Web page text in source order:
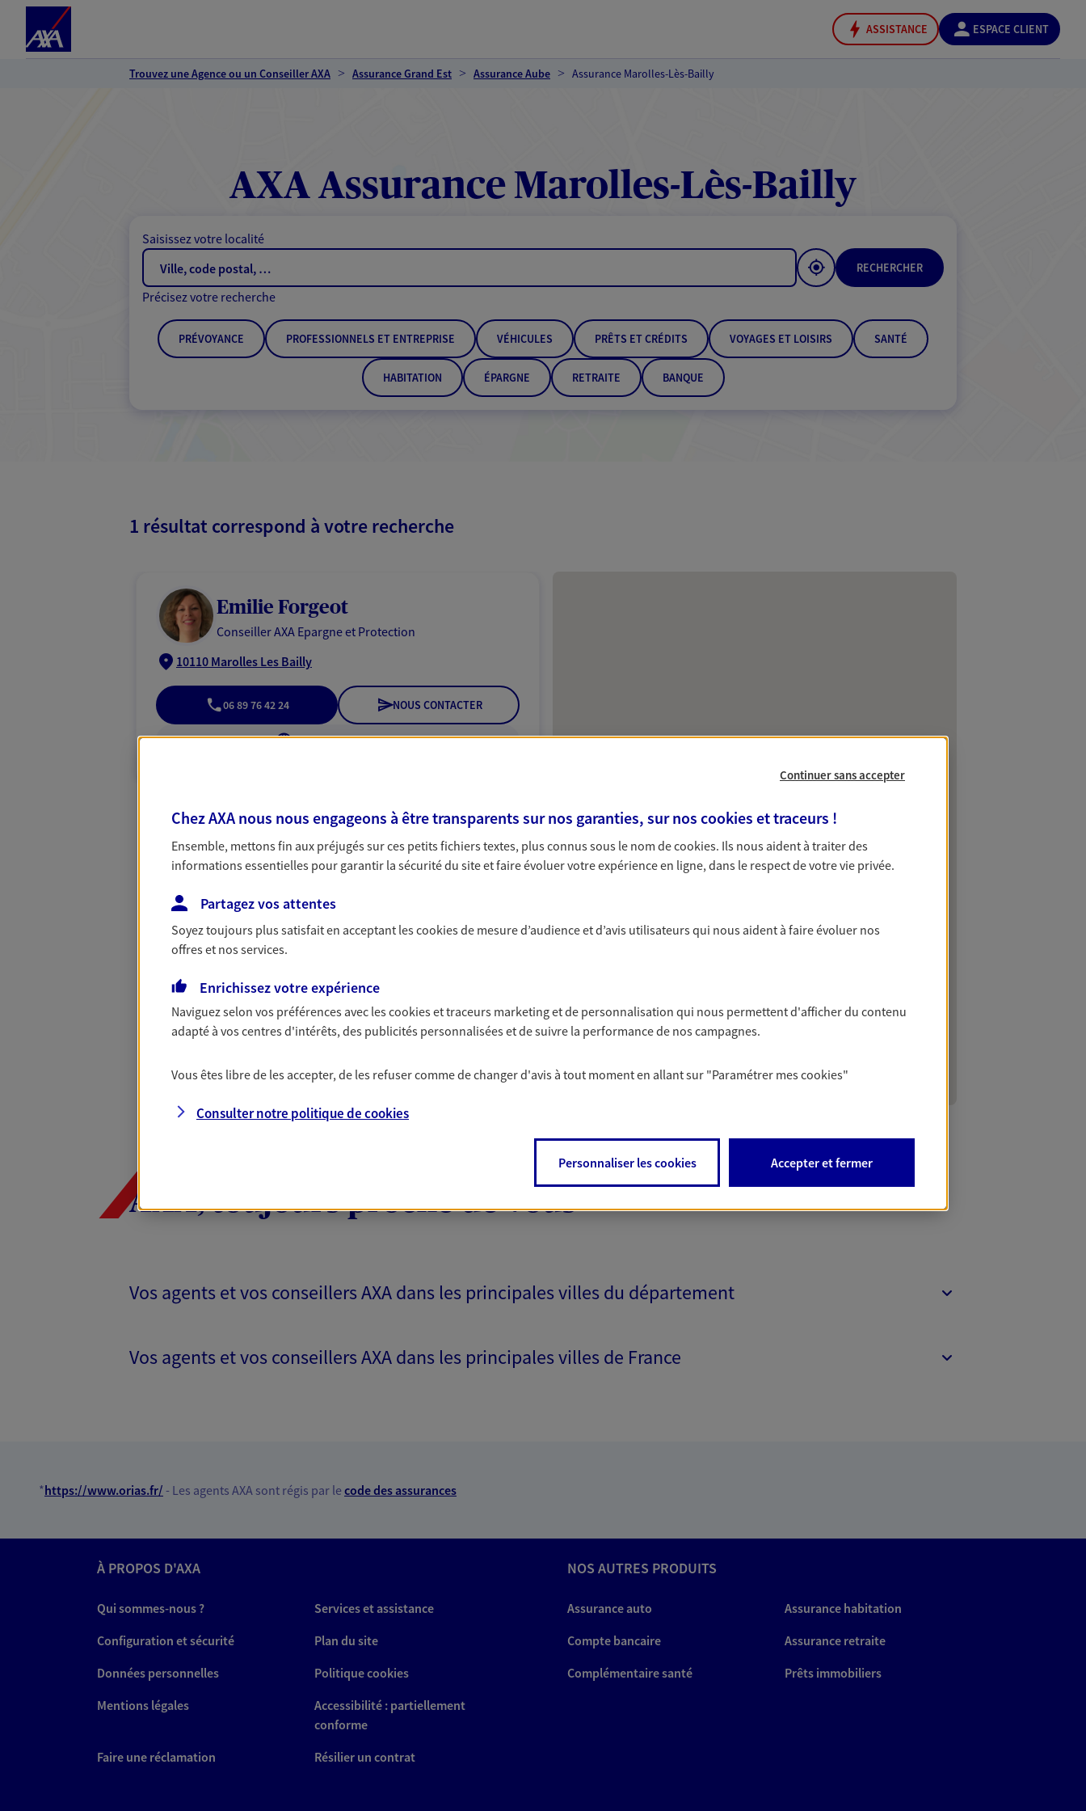
ASSISTANCE ESPACE CLIENT
Trouvez une Agence ou un Conseiller AXA Assurance Grand Est Assurance Aube Assurance Marolles-Lès-Bailly
AXA Assurance Marolles-Lès-Bailly
Saisissez votre localité
RECHERCHER
Précisez votre recherche
PRÉVOYANCE PROFESSIONNELS ET ENTREPRISE VÉHICULES PRÊTS ET CRÉDITS VOYAGES ET LOISIRS SANTÉ
HABITATION ÉPARGNE RETRAITE BANQUE
1 résultat correspond à votre recherche
Emilie Forgeot
Conseiller AXA Epargne et Protection
10110 Marolles Les Bailly
06 89 76 42 24 NOUS CONTACTER
VOIR NOTRE SITE WEB
AXA, toujours proche de vous
Vos agents et vos conseillers AXA dans les principales villes du département
Vos agents et vos conseillers AXA dans les principales villes de France
*https://www.orias.fr/ - Les agents AXA sont régis par lecode des assurances
À PROPOS D'AXA
Qui sommes-nous ?
Services et assistance
Configuration et sécurité
Plan du site
Données personnelles
Politique cookies
Mentions légales
Accessibilité : partiellement
conforme
Faire une réclamation
Résilier un contrat
NOS AUTRES PRODUITS
Assurance auto
Assurance habitation
Compte bancaire
Assurance retraite
Complémentaire santé
Prêts immobiliers
Continuer sans accepter
Chez AXA nous nous engageons à être transparents sur nos garanties, sur nos cookies et traceurs !
Ensemble, mettons fin aux préjugés sur ces petits fichiers textes, plus connus sous le nom decookies. Ils nous aident à traiter des
informations essentielles pour garantir la sécurité du site et faire évoluer votre expérience en ligne, dans le respect de votre vie privée.
Partagez vos attentes
Soyez toujours plus satisfait en acceptant lescookiesde mesure d’audience et d’avis utilisateurs qui nous aident à faire évoluer nos
offres et nos services.
Enrichissez votre expérience
Naviguez selon vos préférences avec lescookies et traceurs marketing et de personnalisation qui nous permettent d'afficher du contenu
adapté à vos centres d'intérêts, des publicités personnalisées et de suivre la performance de nos campagnes.
Vous êtes libre de les accepter, de les refuser comme de changer d'avis à tout moment en allant sur "Paramétrer mescookies"
Consulter notre politique decookies
Personnaliser les cookies Accepter et fermer